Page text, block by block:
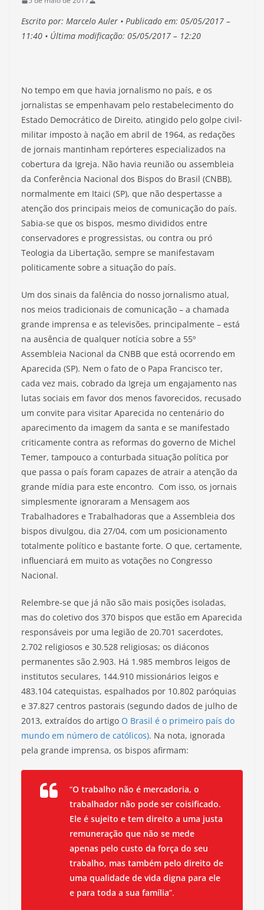
Escrito por: Marcelo Auler • Publicado em: 05/05/2017 –
11:40 • Última modificação: 05/05/2017 – 12:20
No tempo em que havia jornalismo no país, e os
jornalistas se empenhavam pelo restabelecimento do
Estado Democrático de Direito, atingido pelo golpe civil-
militar imposto à nação em abril de 1964, as redações
de jornais mantinham repórteres especializados na
cobertura da Igreja. Não havia reunião ou assembleia
da Conferência Nacional dos Bispos do Brasil (CNBB),
normalmente em Itaici (SP), que não despertasse a
atenção dos principais meios de comunicação do país.
Sabia-se que os bispos, mesmo divididos entre
conservadores e progressistas, ou contra ou pró
Teologia da Libertação, sempre se manifestavam
politicamente sobre a situação do país.
Um dos sinais da falência do nosso jornalismo atual,
nos meios tradicionais de comunicação – a chamada
grande imprensa e as televisões, principalmente – está
na ausência de qualquer notícia sobre a 55º
Assembleia Nacional da CNBB que está ocorrendo em
Aparecida (SP). Nem o fato de o Papa Francisco ter,
cada vez mais, cobrado da Igreja um engajamento nas
lutas sociais em favor dos menos favorecidos, recusado
um convite para visitar Aparecida no centenário do
aparecimento da imagem da santa e se manifestado
criticamente contra as reformas do governo de Michel
Temer, tampouco a conturbada situação política por
que passa o país foram capazes de atrair a atenção da
grande mídia para este encontro. Com isso, os jornais
simplesmente ignoraram a Mensagem aos
Trabalhadores e Trabalhadoras que a Assembleia dos
bispos divulgou, dia 27/04, com um posicionamento
totalmente político e bastante forte. O que, certamente,
influenciará em muito as votações no Congresso
Nacional.
Relembre-se que já não são mais posições isoladas,
mas do coletivo dos 370 bispos que estão em Aparecida
responsáveis por uma legião de 20.701 sacerdotes,
2.702 religiosos e 30.528 religiosas; os diáconos
permanentes são 2.903. Há 1.985 membros leigos de
institutos seculares, 144.910 missionários leigos e
483.104 catequistas, espalhados por 10.802 paróquias
e 37.827 centros pastorais (segundo dados de julho de
2013, extraídos do artigo O Brasil é o primeiro país do
mundo em número de católicos). Na nota, ignorada
pela grande imprensa, os bispos afirmam:
“O trabalho não é mercadoria, o
trabalhador não pode ser coisificado.
Ele é sujeito e tem direito a uma justa
remuneração que não se mede
apenas pelo custo da força do seu
trabalho, mas também pelo direito de
uma qualidade de vida digna para ele
e para toda a sua família”.